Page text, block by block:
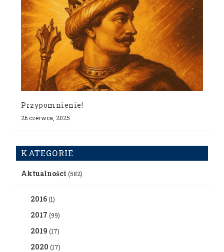
Przypomnienie!
26 czerwca, 2025
KATEGORIE
Aktualności (582)
2016(1)
2017 (99)
2019 (17)
2020 (17)